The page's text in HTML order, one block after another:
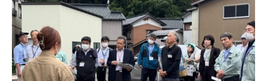
本社